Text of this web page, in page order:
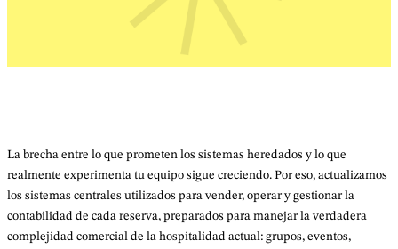
La brecha entre lo que prometen los sistemas heredados y lo que
realmente experimenta tu equipo sigue creciendo. Por eso, actualizamos
los sistemas centrales utilizados para vender, operar y gestionar la
contabilidad de cada reserva, preparados para manejar la verdadera
complejidad comercial de la hospitalidad actual: grupos, eventos,